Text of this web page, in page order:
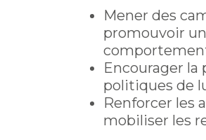
Mener des
promouvoir
Encourager
politiques de
Renforcer les
mobiliser les